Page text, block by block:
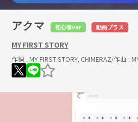
アクマ 初心者ver 動画プラス
MY FIRST STORY
作詞 : MY FIRST STORY, CHIMERAZ/作曲 :